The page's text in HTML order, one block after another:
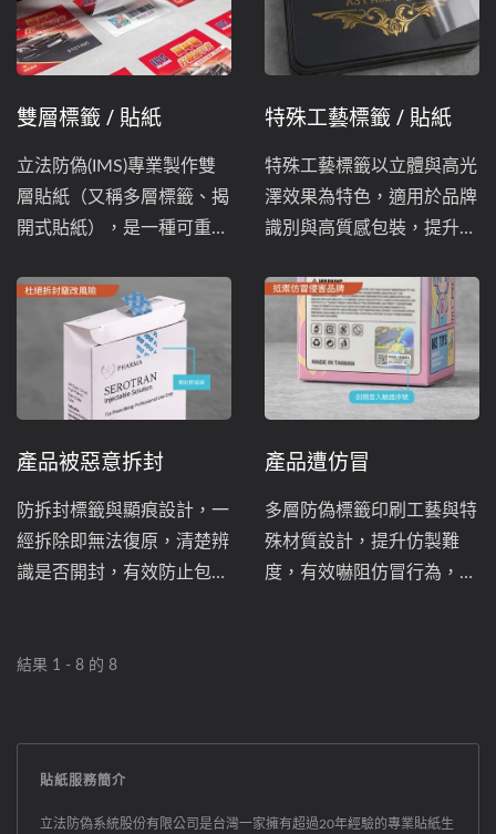
雙層標籤 / 貼紙
立法防偽(IMS)專業製作雙
層貼紙（又稱多層標籤、揭
開式貼紙），是一種可重複
設計，雙層結構能在有限包
裝面積中呈現更多內容，也
可做為遮蔽獎項及序號的行
銷工具。
特殊工藝標籤 / 貼紙
特殊工藝標籤以立體與高光
澤效果為特色，適用於品牌
識別與高質感包裝，提升產
產品被惡意拆封
防拆封標籤與顯痕設計，一
經拆除即無法復原，清楚辨
識是否開封，有效防止包裝
產品遭仿冒
多層防偽標籤印刷工藝與特
殊材質設計，提升仿製難
度，有效嚇阻仿冒行為，守
結果 1 - 8 的 8
貼紙服務簡介
立法防偽系統股份有限公司是台灣一家擁有超過20年經驗的專業貼紙生